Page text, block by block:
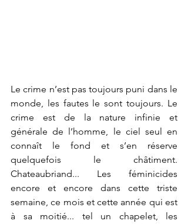
Le crime n’est pas toujours puni dans le
monde, les fautes le sont toujours. Le
crime est de la nature infinie et
générale de l’homme, le ciel seul en
connaît le fond et s’en réserve
quelquefois le châtiment.
Chateaubriand... Les féminicides
encore et encore dans cette triste
semaine, ce mois et cette année qui est
à sa moitié... tel un chapelet, les